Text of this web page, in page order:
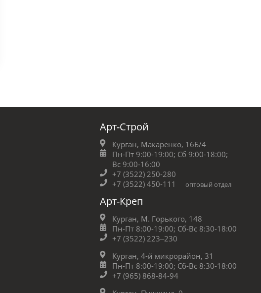
Арт-Строй
Курган, Макаренко, 16Б/4
Пн-Пт 9:00-19:00; Сб 9:00-18:00;
Вс 9:00-16:00
+7 (3522) 250-280
+7 (3522) 450-111
оптовый отдел
Арт-Креп
Курган, М. Горького, 148
Пн-Пт 8:00-19:00; Сб-Вс 8:30-18:00
+7 (3522) 223‒230
Курган, 4-й микрорайон, 31
Пн-Пт 8:00-19:00; Сб-Вс 8:30-18:00
+7 (965) 868-84-94